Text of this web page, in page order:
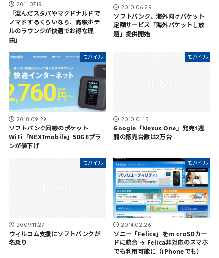
2011.07.19
「混んだスタバやマクドナルドで
ノマドするくらいなら、高級ホテ
ルのラウンジが快適でお得な理
由」
2010.06.29
ソフトバンク、海外向けパケット
定額サービス「海外パケットし放
題」提供開始
モバイル
2018.09.29
ソフトバンク回線のポケット
WiFi「NEXTmobile」50GBプラ
ンが値下げ
モバイル
2010.01.15
Google「Nexus One」発売1週
間の販売台数は2万台
モバイル
2009.11.27
ウィルコム支援にソフトバンクが
名乗り
モバイル
2014.02.26
ソニー「Felica」をmicroSDカー
ドに統合 → Felica非対応のスマホ
でも利用可能に（iPhoneでも）